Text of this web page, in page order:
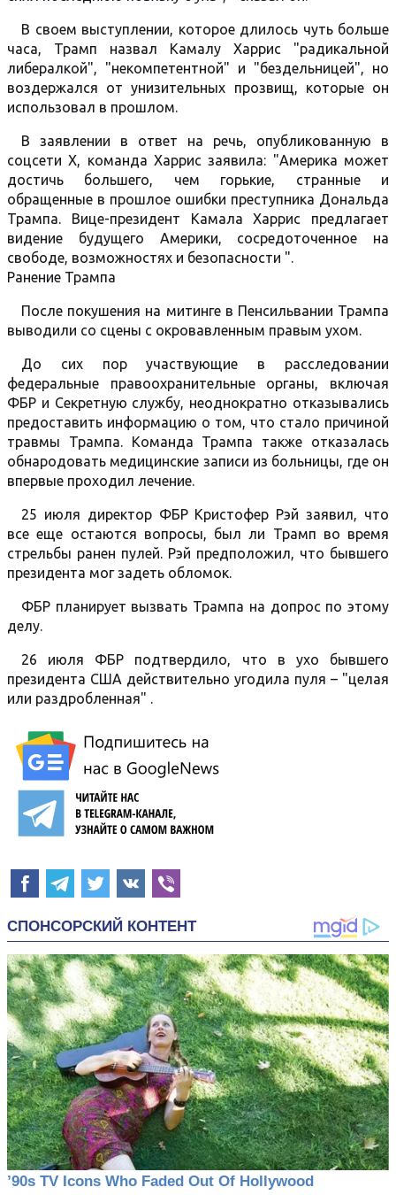
В своем выступлении, которое длилось чуть больше
часа, Трамп назвал Камалу Харрис "радикальной
либералкой", "некомпетентной" и "бездельницей", но
воздержался от унизительных прозвищ, которые он
использовал в прошлом.
В заявлении в ответ на речь, опубликованную в
соцсети X, команда Харрис заявила: "Америка может
достичь большего, чем горькие, странные и
обращенные в прошлое ошибки преступника Дональда
Трампа. Вице-президент Камала Харрис предлагает
видение будущего Америки, сосредоточенное на
свободе, возможностях и безопасности ".
Ранение Трампа
После покушения на митинге в Пенсильвании Трампа
выводили со сцены с окровавленным правым ухом.
До сих пор участвующие в расследовании
федеральные правоохранительные органы, включая
ФБР и Секретную службу, неоднократно отказывались
предоставить информацию о том, что стало причиной
травмы Трампа. Команда Трампа также отказалась
обнародовать медицинские записи из больницы, где он
впервые проходил лечение.
25 июля директор ФБР Кристофер Рэй заявил, что
все еще остаются вопросы, был ли Трамп во время
стрельбы ранен пулей. Рэй предположил, что бывшего
президента мог задеть обломок.
ФБР планирует вызвать Трампа на допрос по этому
делу.
26 июля ФБР подтвердило, что в ухо бывшего
президента США действительно угодила пуля – "целая
или раздробленная" .